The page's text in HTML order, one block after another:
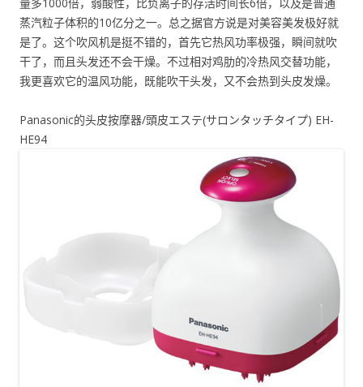
量多1000倍，弱酸性，比负离子的存活时间长6倍，以及是普通
蒸汽粒子体积的10亿分之一。总之据官方说是对美容美发极好就
是了。这个吹风机是挺不错的，首先它热风功率极强，瞬间就吹
干了，而且头发还不会干燥。不过相对鸡肋的冷热风交替功能，
我更喜欢它的温风功能，既能吹干头发，又不会热到头皮发燥。
Panasonic的头皮按摩器/頭皮エステ(サロンタッチタイプ) EH-
HE94